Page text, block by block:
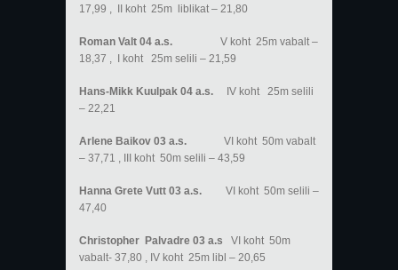
17,99 , II koht 25m liblikat – 21,80
Roman Valt 04 a.s. V koht 25m vabalt –
18,37 , I koht 25m selili – 21,59
Hans-Mikk Kuulpak 04 a.s. IV koht 25m selili
– 22,21
Arlene Baikov 03 a.s. VI koht 50m vabalt
– 37,71 , III koht 50m selili – 43,59
Hanna Grete Vutt 03 a.s. VI koht 50m selili –
47,40
Christopher Palvadre 03 a.s VI koht 50m
vabalt- 37,80 , IV koht 25m libl – 20,65